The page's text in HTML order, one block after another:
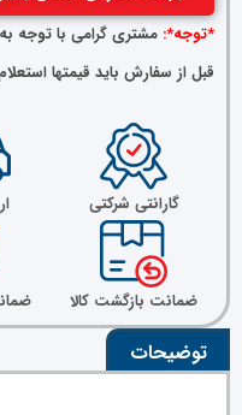
*توجه*: مشتری گرامی با توجه
قبل از سفارش باید قیمتها
گارانتی شرکتی
ضمانت بازگشت کالا
توضیحات